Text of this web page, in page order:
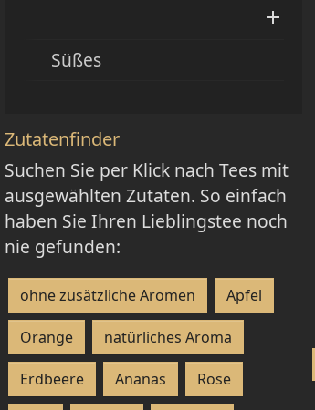
Kolumbien
WEISSER TEE OOLONG TEE

Süßes
Zutatenfinder
Suchen Sie per Klick nach Tees mit
ausgewählten Zutaten. So einfach
haben Sie Ihren Lieblingstee noch
nie gefunden:
ohne zusätzliche Aromen Apfel
Orange natürliches Aroma
Erdbeere Ananas Rose